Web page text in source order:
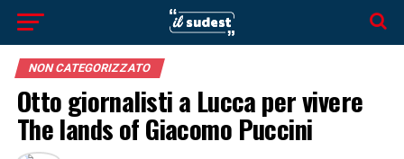
NON CATEGORIZZATO
Otto giornalisti a Lucca per vivere
The lands of Giacomo Puccini